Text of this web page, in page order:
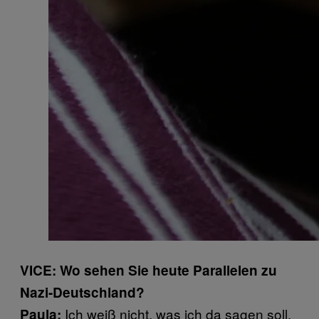
VICE: Wo sehen Sie heute Parallelen zu
Nazi-Deutschland?
Paula: Ich weiß nicht, was ich da sagen soll.